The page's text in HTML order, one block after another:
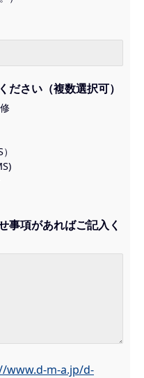
ださい（複数選択可）
事項があればご記入く
www.d-m-a.jp/d-